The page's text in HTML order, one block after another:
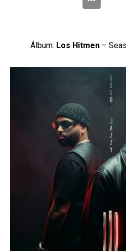
Álbum: Los Hitmen–